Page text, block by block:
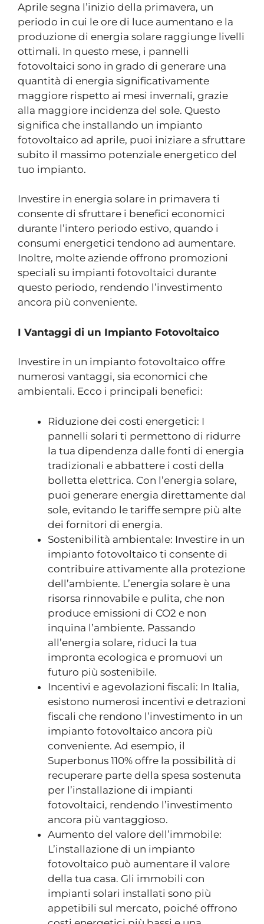
Aprile segna l’inizio della primavera, un
periodo in cui le ore di luce aumentano e la
produzione di energia solare raggiunge livelli
ottimali. In questo mese, i pannelli
fotovoltaici sono in grado di generare una
quantità di energia significativamente
maggiore rispetto ai mesi invernali, grazie
alla maggiore incidenza del sole. Questo
significa che installando un impianto
fotovoltaico ad aprile, puoi iniziare a sfruttare
subito il massimo potenziale energetico del
tuo impianto.
Investire in energia solare in primavera ti
consente di sfruttare i benefici economici
durante l’intero periodo estivo, quando i
consumi energetici tendono ad aumentare.
Inoltre, molte aziende offrono promozioni
speciali su impianti fotovoltaici durante
questo periodo, rendendo l’investimento
ancora più conveniente.
I Vantaggi di un Impianto Fotovoltaico
Investire in un impianto fotovoltaico offre
numerosi vantaggi, sia economici che
ambientali. Ecco i principali benefici:
Riduzione dei costi energetici: I
pannelli solari ti permettono di ridurre
la tua dipendenza dalle fonti di energia
tradizionali e abbattere i costi della
bolletta elettrica. Con l’energia solare,
puoi generare energia direttamente dal
sole, evitando le tariffe sempre più alte
dei fornitori di energia.
Sostenibilità ambientale: Investire in un
impianto fotovoltaico ti consente di
contribuire attivamente alla protezione
dell’ambiente. L’energia solare è una
risorsa rinnovabile e pulita, che non
produce emissioni di CO2 e non
inquina l’ambiente. Passando
all’energia solare, riduci la tua
impronta ecologica e promuovi un
futuro più sostenibile.
Incentivi e agevolazioni fiscali: In Italia,
esistono numerosi incentivi e detrazioni
fiscali che rendono l’investimento in un
impianto fotovoltaico ancora più
conveniente. Ad esempio, il
Superbonus 110% offre la possibilità di
recuperare parte della spesa sostenuta
per l’installazione di impianti
fotovoltaici, rendendo l’investimento
ancora più vantaggioso.
Aumento del valore dell’immobile:
L’installazione di un impianto
fotovoltaico può aumentare il valore
della tua casa. Gli immobili con
impianti solari installati sono più
appetibili sul mercato, poiché offrono